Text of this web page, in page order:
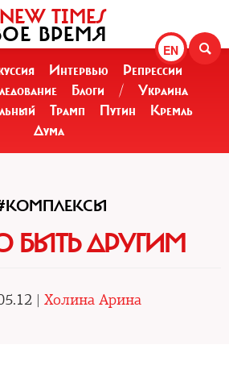
EN
TIMES
ВРЕМЯ
Интервью
Репрессии
Блоги /
Украина
Трамп Путин
Кремль
Дума
БЫТЬ ДРУГИМ
| Холина Арина